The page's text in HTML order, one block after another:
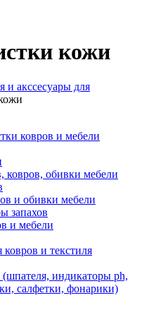
кожи
и акссесуары для
ковров и мебели
ковров, обивки мебели
и обивки мебели
запахов
и мебели
и текстиля
индикаторы ph,
салфетки, фонарики)